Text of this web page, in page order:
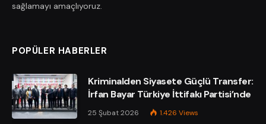
sağlamayı amaçlıyoruz.
POPÜLER HABERLER
Kriminalden Siyasete Güçlü Transfer:
İrfan Bayar Türkiye İttifakı Partisi’nde
25 Şubat 2026 1.426 Views